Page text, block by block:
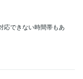
応できない時間帯もあ
お時間を頂く場合